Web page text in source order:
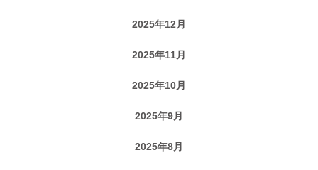
2025年12月
2025年11月
2025年10月
2025年9月
2025年8月